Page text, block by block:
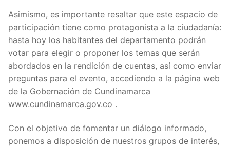
Asimismo, es importante resaltar que este espacio de
participación tiene como protagonista a la ciudadanía:
hasta hoy los habitantes del departamento podrán
votar para elegir o proponer los temas que serán
abordados en la rendición de cuentas, así como enviar
preguntas para el evento, accediendo a la página web
de la Gobernación de Cundinamarca
www.cundinamarca.gov.co .
Con el objetivo de fomentar un diálogo informado,
ponemos a disposición de nuestros grupos de interés,